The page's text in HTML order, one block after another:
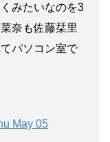
みたいなのを3
奈も佐藤栞里
パソコン室で
May 05